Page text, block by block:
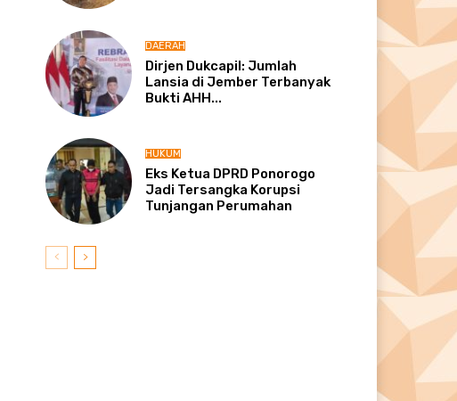
DAERAH
Dirjen Dukcapil: Jumlah
Lansia di Jember Terbanyak
Bukti AHH...
HUKUM
Eks Ketua DPRD Ponorogo
Jadi Tersangka Korupsi
Tunjangan Perumahan